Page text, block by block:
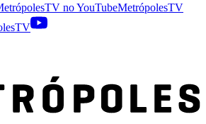
noYouTubeMetrópolesTV